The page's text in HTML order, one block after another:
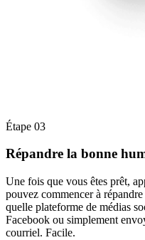
Étape 03
Répandre la bonne
Une fois que vous êtes prêt,
pouvez commencer à
quelle plateforme de médias
Facebook ou simplement
courriel. Facile.